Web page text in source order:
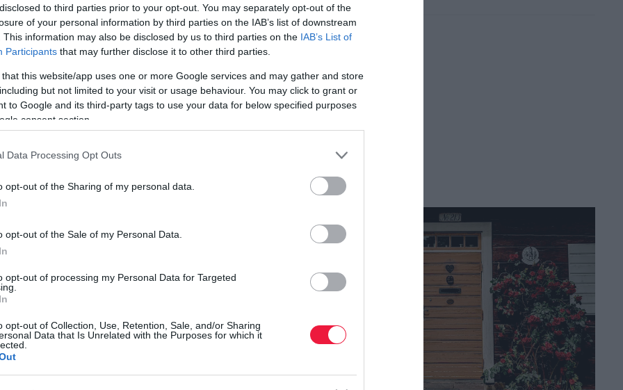
to third parties prior to your opt-out. You may separately opt-out of the
of your personal information by third parties on the IAB’s list of downstream
This information may also be disclosed by us to third parties on the IAB’s List of
Participants that may further disclose it to other third parties.
that this website/app uses one or more Google services and may gather and store
but not limited to your visit or usage behaviour. You may click to grant or
to Google and its third-party tags to use your data for below specified purposes
consent section.
Data Processing Opt Outs
opt-out of the Sharing of my personal data.
opt-out of the Sale of my Personal Data.
opt-out of processing my Personal Data for Targeted
opt-out of Collection, Use, Retention, Sale, and/or Sharing
Data that Is Unrelated with the Purposes for which it
Rádió helyén pedig a Bartók Rádió
ideiglenes vezérigazgatója,
szakmai csapat azonnali
leállította a hírszolgáltatást a
MTVA Sajtó és Marketing Irodája.
forrásként a Google Keresőben!
közel 70 évben csak technikai problémák alkalmával
akkor is, amikor 1993. december 12-én elhunyt Antall
Az elmúlt években a közmédia a politikai hatalom
hiteles és objektív tájékoztatását. Ehelyett a